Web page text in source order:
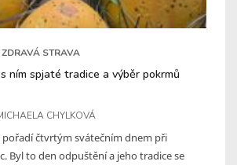
STRAVA
ním spjaté tradice a výběr pokrmů
CHYLKOVÁ
pořadí čtvrtým svátečním dnem při
Byl to den odpuštění a jeho tradice se